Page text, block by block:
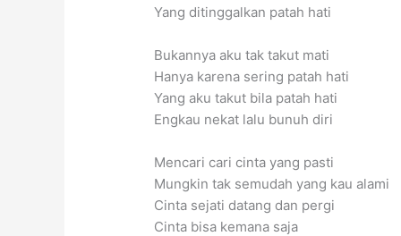
Yang ditinggalkan patah hati
Bukannya aku tak takut mati
Hanya karena sering patah hati
Yang aku takut bila patah hati
Engkau nekat lalu bunuh diri
Mencari cari cinta yang pasti
Mungkin tak semudah yang kau alami
Cinta sejati datang dan pergi
Cinta bisa kemana saja